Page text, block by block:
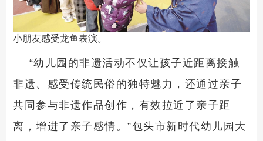
小朋友感受龙鱼表演。
“幼儿园的非遗活动不仅让孩子近距离接触
非遗、感受传统民俗的独特魅力，还通过亲子
共同参与非遗作品创作，有效拉近了亲子距
离，增进了亲子感情。”包头市新时代幼儿园大